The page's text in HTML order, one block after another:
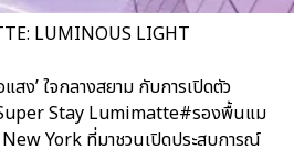
LUMINOUS LIGHT
ง’ ใจกลางสยาม กับการเปิดตัว
Stay Lumimatte#รองพื้นแม
York ที่มาชวนเปิดประสบการณ์